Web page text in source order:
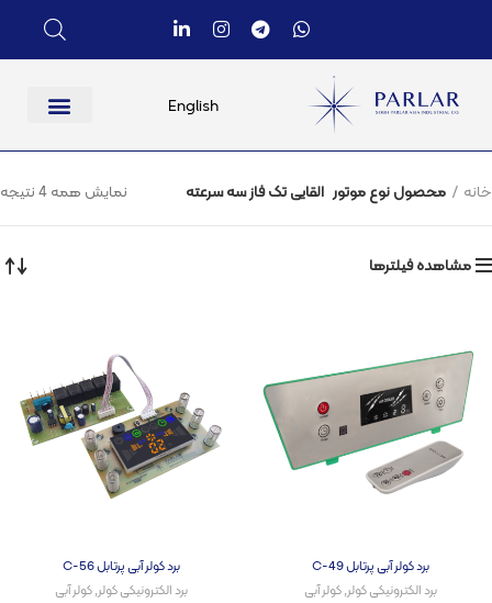
English
خانه محصول نوع موتور القایی تک فاز سه سرعته نمایش همه 4 نتیجه
مشاهده فیلترها
برد کولر آبی پرتابل C-49
برد الکترونیکی کولر,کولر آبی
برد کولر آبی پرتابل C-56
برد الکترونیکی کولر,کولر آبی